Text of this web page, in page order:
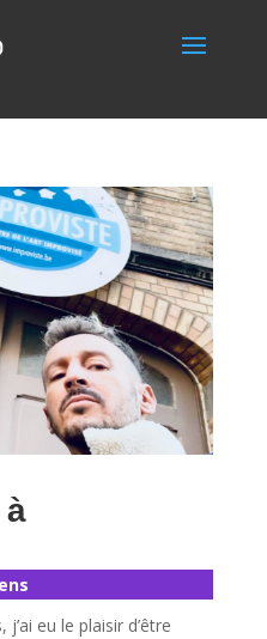
eu le plaisir d’être